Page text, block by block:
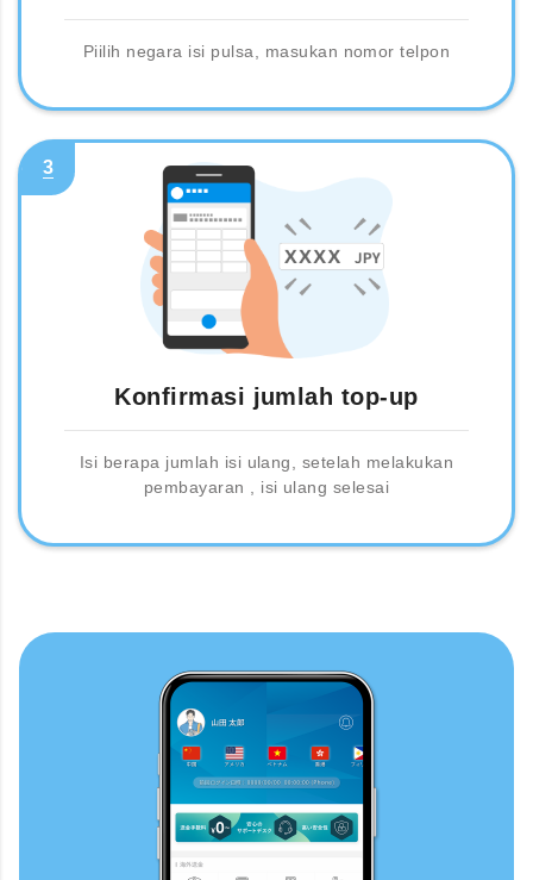
Piilih negara isi pulsa, masukan nomor telpon
3
Konfirmasi jumlah top-up
Isi berapa jumlah isi ulang, setelah melakukan
pembayaran , isi ulang selesai